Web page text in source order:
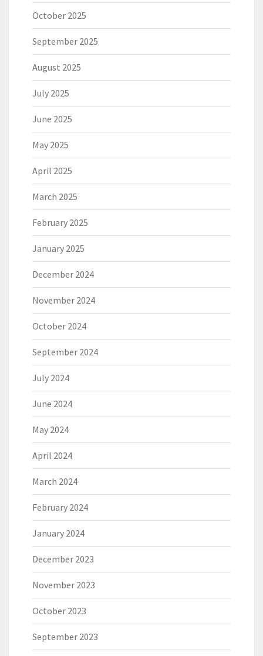
October 2025
September 2025
August 2025
July 2025
June 2025
May 2025
April 2025
March 2025
February 2025
January 2025
December 2024
November 2024
October 2024
September 2024
July 2024
June 2024
May 2024
April 2024
March 2024
February 2024
January 2024
December 2023
November 2023
October 2023
September 2023